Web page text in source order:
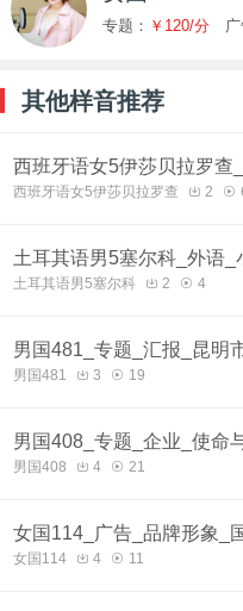
专题： ￥120/分 广
其他样音推荐
西班牙语女5伊莎贝拉罗查
音1
西班牙语女5伊莎贝拉罗查 2
土耳其语男5塞尔科_外语_
土耳其语男5塞尔科 2 4
男国481_专题_汇报_昆明
男国481 3 19
男国408_专题_企业_使命
男国408 4 21
女国114_广告_品牌形象_
国兰蔻_优雅
女国114 4 11